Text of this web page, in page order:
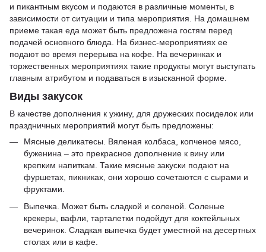
и пикантным вкусом и подаются в различные моменты, в
зависимости от ситуации и типа мероприятия. На домашнем
приеме такая еда может быть предложена гостям перед
подачей основного блюда. На бизнес-мероприятиях ее
подают во время перерыва на кофе. На вечеринках и
торжественных мероприятиях такие продукты могут выступать
главным атрибутом и подаваться в изысканной форме.
Виды закусок
В качестве дополнения к ужину, для дружеских посиделок или
праздничных мероприятий могут быть предложены:
Мясные деликатесы. Вяленая колбаса, копченое мясо,
буженина – это прекрасное дополнение к вину или
крепким напиткам. Такие мясные закуски подают на
фуршетах, пикниках, они хорошо сочетаются с сырами и
фруктами.
Выпечка. Может быть сладкой и соленой. Соленые
крекеры, вафли, тарталетки подойдут для коктейльных
вечеринок. Сладкая выпечка будет уместной на десертных
столах или в кафе.